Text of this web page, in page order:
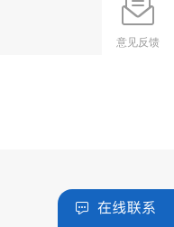
意见反馈